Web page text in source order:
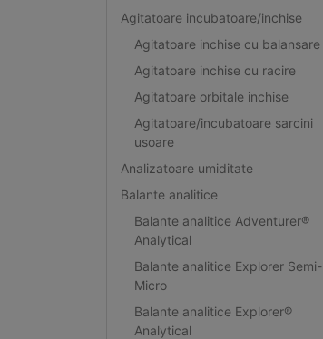
Agitatoare incubatoare/inchise
Agitatoare inchise cu balansare
Agitatoare inchise cu racire
Agitatoare orbitale inchise
Agitatoare/incubatoare sarcini
usoare
Analizatoare umiditate
Balante analitice
Balante analitice Adventurer®
Analytical
Balante analitice Explorer Semi-
Micro
Balante analitice Explorer®
Analytical